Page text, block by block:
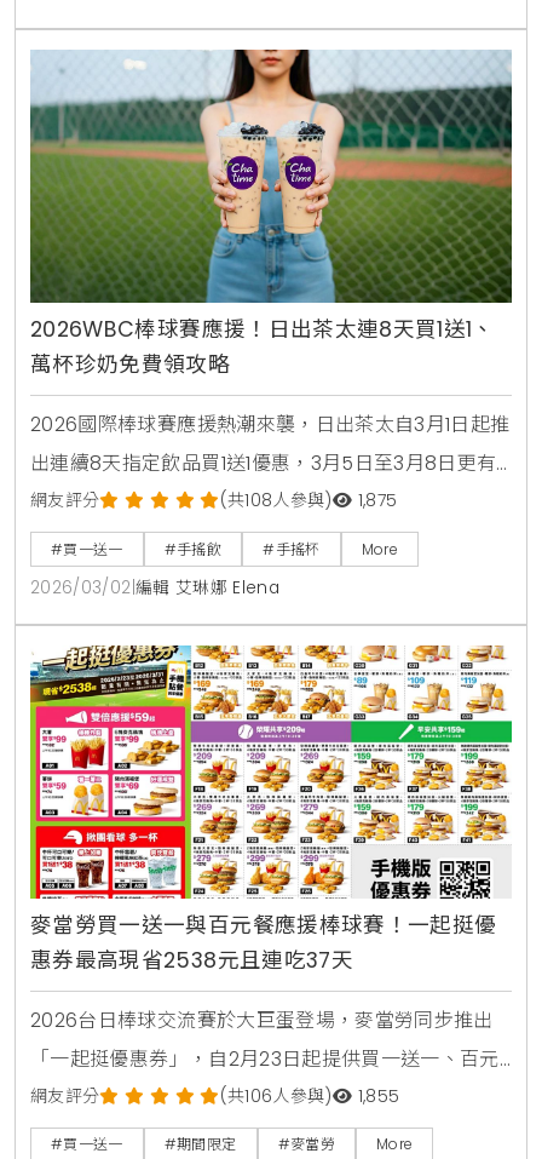
2026WBC棒球賽應援！日出茶太連8天買1送1、
萬杯珍奶免費領攻略
2026國際棒球賽應援熱潮來襲，日出茶太自3月1日起推
出連續8天指定飲品買1送1優惠，3月5日至3月8日更有
萬杯太極3號免費領取活動，民眾只需於社群留言應援
即可參加，快來掌握詳細優惠攻略，一起為台灣英雄加
油 。
網友評分 (共108人參與) 1,875
#買一送一 #手搖飲 #手搖杯 More
2026/03/02 編輯 艾琳娜 Elena
麥當勞買一送一與百元餐應援棒球賽！一起挺優
惠券最高現省2538元且連吃37天
2026台日棒球交流賽於大巨蛋登場，麥當勞同步推出
「一起挺優惠券」，自2月23日起提供買一送一、百元
套餐等優惠，連續37天最高可省2538元。歡樂送更獨
家推出限量10萬個TEAM Taiwan應援鑰匙圈。
網友評分 (共106人參與) 1,855
#買一送一 #期間限定 #麥當勞 More